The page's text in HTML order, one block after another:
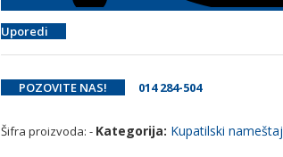
Uporedi
POZOVITE NAS! 014 284-504
Šifra proizvoda: - Kategorija: Kupatilski nameštaj